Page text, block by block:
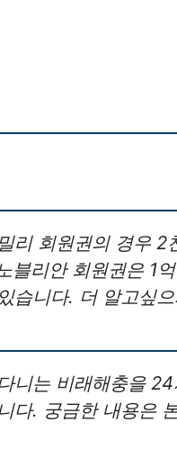
리 회원권의 경우 2
블리안 회원권은 1
습니다. 더 알고싶
니는 비래해충을
다. 궁금한 내용은